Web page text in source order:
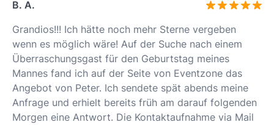
B. A.
Grandios!!! Ich hätte noch mehr Sterne vergeben
wenn es möglich wäre! Auf der Suche nach einem
Überraschungsgast für den Geburtstag meines
Mannes fand ich auf der Seite von Eventzone das
Angebot von Peter. Ich sendete spät abends meine
Anfrage und erhielt bereits früh am darauf folgenden
Morgen eine Antwort. Die Kontaktaufnahme via Mail